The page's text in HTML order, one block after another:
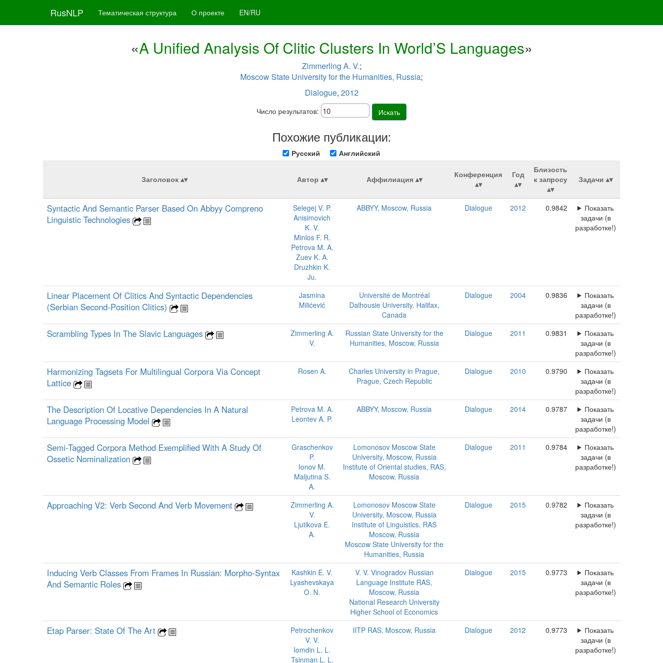
RusNLP Тематическая структура О проекте EN/RU
«A Unified Analysis Of Clitic Clusters In World’S Languages»
Zimmerling A. V.;
Moscow State University for the Humanities, Russia;
Dialogue, 2012
Число результатов: Искать
Похожие публикации:
Русский Английский
Заголовок Автор Аффилиация Конференция Год
Близость
к запросу
Задачи
Syntactic And Semantic Parser Based On Abbyy Compreno
Linguistic Technologies
Selegej V. P.
Anisimovich
K. V.
Minlos F. R.
Petrova M. A.
Zuev K. A.
Druzhkin K.
Ju.
ABBYY, Moscow, Russia Dialogue 2012 0.9842
Показать
задачи (в
разработке!)
Linear Placement Of Clitics And Syntactic Dependencies
(Serbian Second-Position Clitics)
Jasmina
Milićević
Université de Montréal
Dalhousie University, Halifax,
Canada
Dialogue 2004 0.9836
Показать
задачи (в
разработке!)
Scrambling Types In The Slavic Languages
Zimmerling A.
V.
Russian State University for the
Humanities, Moscow, Russia
Dialogue 2011 0.9831
Показать
задачи (в
разработке!)
Harmonizing Tagsets For Multilingual Corpora Via Concept
Lattice
Rosen A.
Charles University in Prague,
Prague, Czech Republic
Dialogue 2010 0.9790
Показать
задачи (в
разработке!)
The Description Of Locative Dependencies In A Natural
Language Processing Model
Petrova M. A.
Leontev A. P.
ABBYY, Moscow, Russia Dialogue 2014 0.9787
Показать
задачи (в
разработке!)
Semi-Tagged Corpora Method Exemplified With A Study Of
Ossetic Nominalization
Graschenkov
P.
Ionov M.
Maljutina S.
A.
Lomonosov Moscow State
University, Moscow, Russia
Institute of Oriental studies, RAS,
Moscow, Russia
Dialogue 2011 0.9784
Показать
задачи (в
разработке!)
Approaching V2: Verb Second And Verb Movement
Zimmerling A.
V.
Ljutikova E.
A.
Lomonosov Moscow State
University, Moscow, Russia
Institute of Linguistics, RAS
Moscow, Russia
Moscow State University for the
Humanities, Russia
Dialogue 2015 0.9782
Показать
задачи (в
разработке!)
Inducing Verb Classes From Frames In Russian: Morpho-Syntax
And Semantic Roles
Kashkin E. V.
Lyashevskaya
O. N.
V. V. Vinogradov Russian
Language Institute RAS,
Moscow, Russia
National Research University
Higher School of Economics
Dialogue 2015 0.9773
Показать
задачи (в
разработке!)
Etap Parser: State Of The Art
Petrochenkov
V. V.
Iomdin L. L.
Tsinman L. L.
IITP RAS, Moscow, Russia Dialogue 2012 0.9773
Показать
задачи (в
разработке!)